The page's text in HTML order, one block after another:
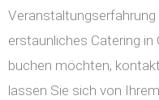
Veranstaltungserfahrung
erstaunliches Catering in
buchen möchten,
lassen Sie sich von